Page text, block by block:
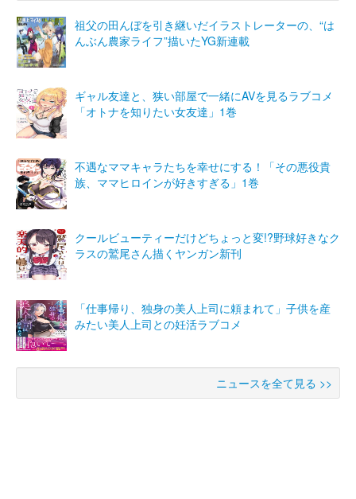
祖父の田んぼを引き継いだイラストレーターの、“は
んぶん農家ライフ”描いたYG新連載
ギャル友達と、狭い部屋で一緒にAVを見るラブコメ
「オトナを知りたい女友達」1巻
不遇なママキャラたちを幸せにする！「その悪役貴
族、ママヒロインが好きすぎる」1巻
クールビューティーだけどちょっと変!?野球好きなク
ラスの鷲尾さん描くヤンガン新刊
「仕事帰り、独身の美人上司に頼まれて」子供を産
みたい美人上司との妊活ラブコメ
ニュースを全て見る >>